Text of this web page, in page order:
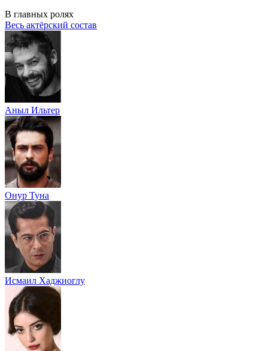
В главных ролях
Весь актёрский состав
Аныл Ильтер
Онур Туна
Исмаил Хаджиоглу